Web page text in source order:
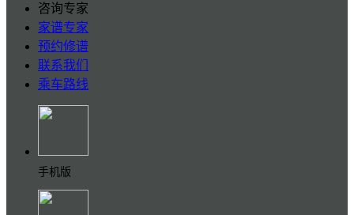
咨询专家
家谱专家
预约修谱
联系我们
乘车路线
手机版